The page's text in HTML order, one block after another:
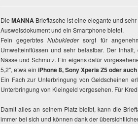
Die MANNA Brieftasche ist eine elegante und
Ausweisdokument und ein Smartphone bietet.
Fein gegerbtesNubukledersorgt für
Umwelteinflüssen und sehr belastbar. Der
Nässe und Schmutz. Ein eigens dafür
5,2", etwa ein iPhone 8, Sony Xperia Z5 oder
Ein Fach zur Unterbringung von Geldscheinen
Unterbringung von Kleingeld vorgesehen. Für
Damit alles an seinem Platz bleibt, kann die
immer bei sich und können dank der